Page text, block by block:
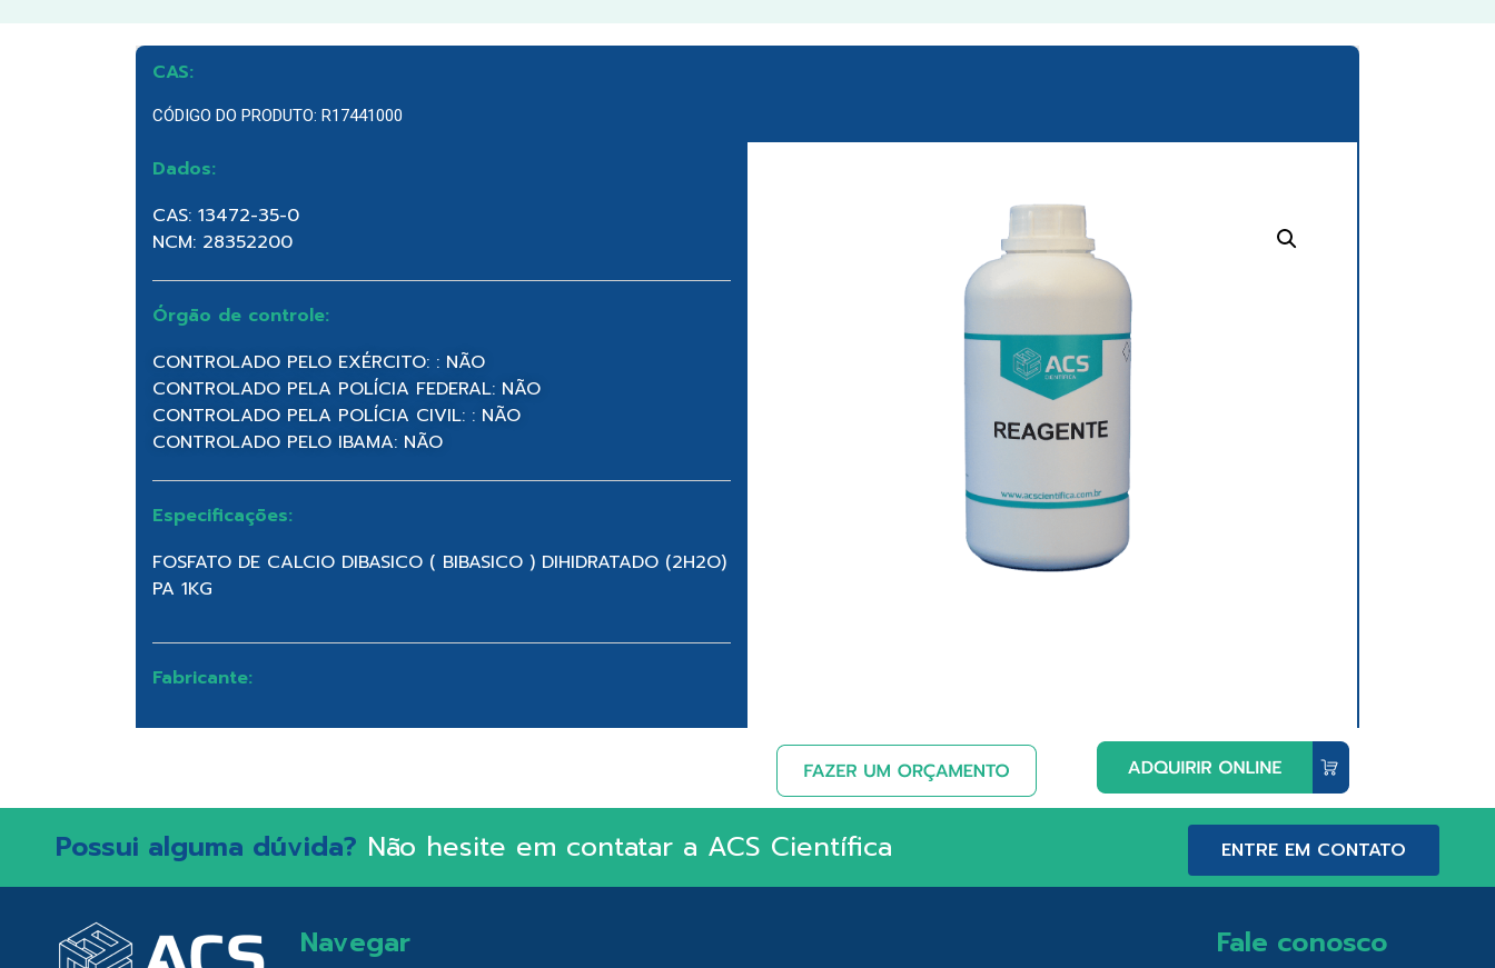
CAS:
CÓDIGO DO PRODUTO: R17441000
Dados:
CAS: 13472-35-0
NCM: 28352200
Órgão de controle:
CONTROLADO PELO EXÉRCITO: : NÃO
CONTROLADO PELA POLÍCIA FEDERAL: NÃO
CONTROLADO PELA POLÍCIA CIVIL: : NÃO
CONTROLADO PELO IBAMA: NÃO
Especificações:
FOSFATO DE CALCIO DIBASICO ( BIBASICO ) DIHIDRATADO (2H2O)
PA 1KG
Fabricante:
Possui alguma dúvida? Não hesite em contatar a ACS Científica ENTRE EM CONTATO
Navegar Fale conosco